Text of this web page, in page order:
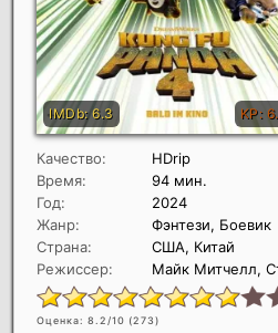
Качество:
HDrip
Время:
94 мин.
Год:
2024
Жанр:
Фэнтези, Боевик
Страна:
США, Китай
Режиссер:
Майк Митчелл,
Оценка: 8.2/10 (273)